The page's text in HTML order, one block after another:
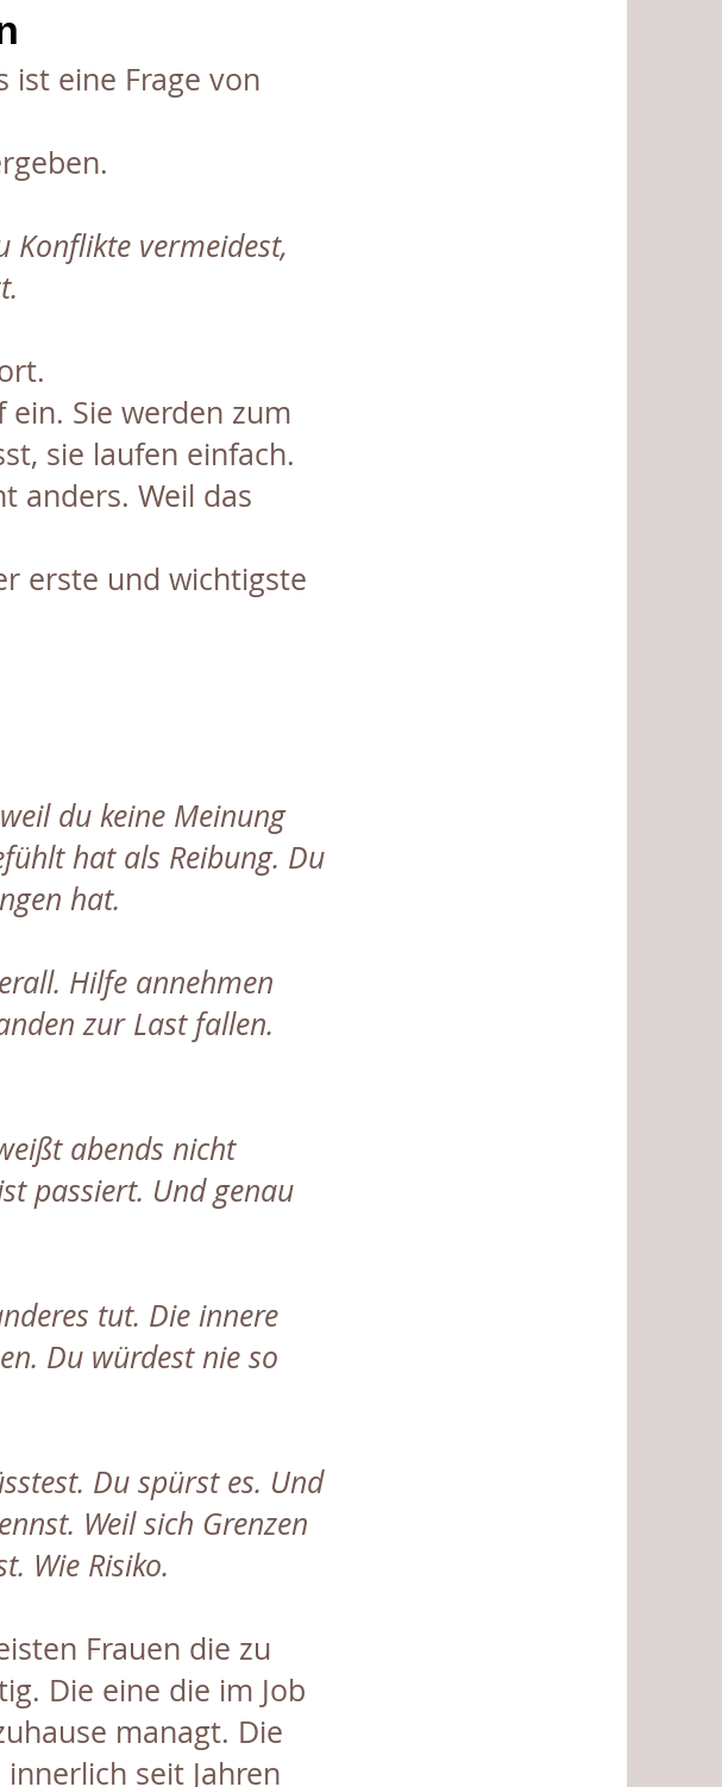
ist eine Frage von
Konflikte vermeidest,
Sie werden zum
sie laufen einfach.
anders. Weil das
erste und wichtigste
du keine Meinung
hat als Reibung. Du
hat.
Hilfe annehmen
zur Last fallen.
abends nicht
passiert. Und genau
tut. Die innere
Du würdest nie so
Du spürst es. Und
Weil sich Grenzen
Wie Risiko.
Frauen die zu
Die eine die im Job
managt. Die
seit Jahren